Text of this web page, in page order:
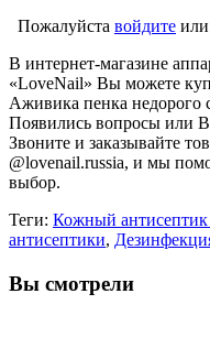
Пожалуйста войдите или
В интернет-магазине
«LoveNail» Вы можете
Аживика пенка недорого
Появились вопросы или
Звоните и заказывайте
@lovenail.russia, и мы
выбор.
Теги: Кожный
антисептики,
Вы смотрели